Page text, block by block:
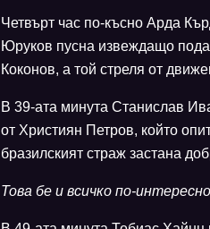
Четвърт час по-късно Арда
Юруков пусна извеждащо
Коконов, а той стреля от
В 39-ата минута Станислав
от Християн Петров, който
бразилският страж застана
Това бе и всичко по-